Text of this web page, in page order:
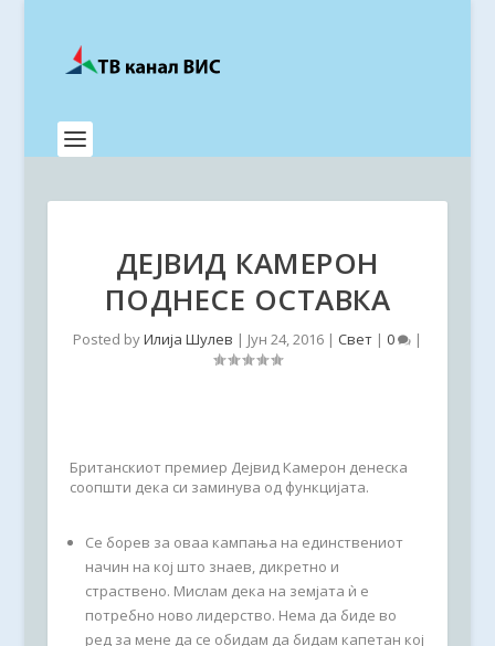
ДЕЈВИД КАМЕРОН
ПОДНЕСЕ ОСТАВКА
Posted byИлија Шулев | Јун 24, 2016| Свет| 0 |
Британскиот премиер Дејвид Камерон денеска
соопшти дека си заминува од функцијата.
Се борев за оваа кампања на единствениот
начин на кој што знаев, дикретно и
страствено. Мислам дека на земјата ѝ е
потребно ново лидерство. Нема да биде во
ред за мене да се обидам да бидам капетан кој